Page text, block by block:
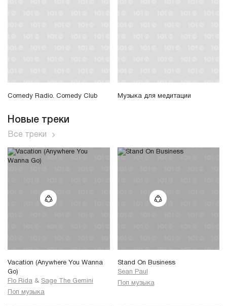
Comedy Radio. Comedy Club Музыка для медитации
Новые треки
Все треки
Vacation (Anywhere You Wanna
Go)
Flo Rida & Sage The Gemini
Поп музыка
Stand On Business
Sean Paul
Поп музыка